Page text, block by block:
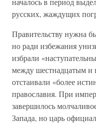
русских, жаждущих
Правительству нужна
но ради избежания
избрали
между шестнадцатым и
отстаивали «более
православия. При
завершилось
Запада, но царь